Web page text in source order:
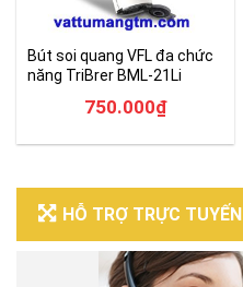
HỖ TRỢ TRỰC TUYẾN
Bút soi quang VFL đa chức
năng TriBrer BML-21Li
750.000₫